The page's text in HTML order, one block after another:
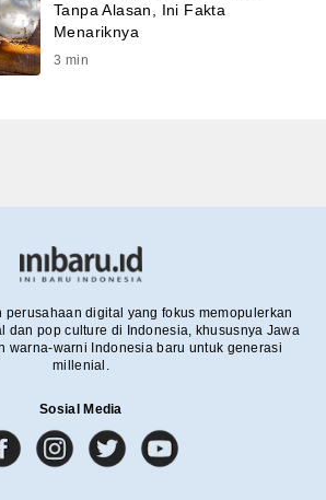
Tanpa Alasan, Ini Fakta
Menariknya
3 min
perusahaan digital yang fokus memopulerkan
dan pop culture di Indonesia, khususnya Jawa
warna-warni Indonesia baru untuk generasi
millenial.
Sosial Media